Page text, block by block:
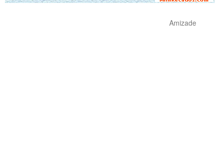
Amizade